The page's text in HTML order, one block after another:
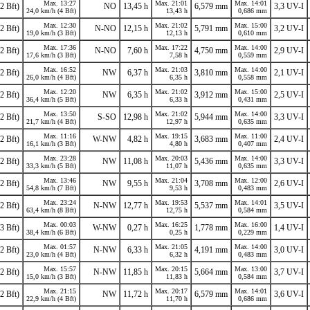
Bft)
Max. 13:27
24,0 km/h (4 Bft)
NO 13,45 h
Max. 21:01
13,43 h
6,579 mm
Max. 14:01
0,686 mm
3,3 UV-I
Bft)
Max. 12:30
19,0 km/h (3 Bft)
N-NO 12,15 h
Max. 21:02
12,13 h
5,791 mm
Max. 15:00
0,610 mm
3,2 UV-I
Bft)
Max. 17:36
17,6 km/h (3 Bft)
N-NO 7,60 h
Max. 17:22
7,58 h
4,750 mm
Max. 14:00
0,559 mm
2,9 UV-I
Bft)
Max. 16:52
26,0 km/h (4 Bft)
NW 6,37 h
Max. 21:03
6,35 h
3,810 mm
Max. 14:00
0,558 mm
2,1 UV-I
Bft)
Max. 12:20
36,4 km/h (5 Bft)
NW 6,35 h
Max. 21:02
6,33 h
3,912 mm
Max. 15:00
0,431 mm
2,5 UV-I
Bft)
Max. 13:50
21,7 km/h (4 Bft)
S-SO 12,98 h
Max. 21:02
12,97 h
5,944 mm
Max. 14:00
0,635 mm
3,3 UV-I
Bft)
Max. 11:16
16,1 km/h (3 Bft)
W-NW 4,82 h
Max. 19:15
4,80 h
3,683 mm
Max. 11:00
0,407 mm
2,4 UV-I
Bft)
Max. 23:28
33,3 km/h (5 Bft)
NW 11,08 h
Max. 20:03
11,07 h
5,436 mm
Max. 14:00
0,635 mm
3,3 UV-I
Bft)
Max. 13:46
54,8 km/h (7 Bft)
NW 9,55 h
Max. 21:04
9,53 h
3,708 mm
Max. 12:00
0,483 mm
2,6 UV-I
Bft)
Max. 23:24
63,4 km/h (8 Bft)
N-NW 12,77 h
Max. 19:53
12,75 h
5,537 mm
Max. 14:01
0,584 mm
3,5 UV-I
Bft)
Max. 00:03
38,4 km/h (6 Bft)
W-NW 0,27 h
Max. 16:25
0,25 h
1,778 mm
Max. 16:00
0,229 mm
1,4 UV-I
Bft)
Max. 01:57
23,0 km/h (4 Bft)
N-NW 6,33 h
Max. 21:05
6,32 h
4,191 mm
Max. 14:00
0,483 mm
3,0 UV-I
Bft)
Max. 15:57
15,0 km/h (3 Bft)
N-NW 11,85 h
Max. 20:15
11,83 h
5,664 mm
Max. 13:00
0,584 mm
3,7 UV-I
Bft)
Max. 21:15
22,9 km/h (4 Bft)
NW 11,72 h
Max. 20:17
11,70 h
6,579 mm
Max. 14:01
0,686 mm
3,6 UV-I